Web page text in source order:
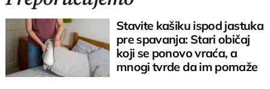
Stavite kašiku ispod jastuka
pre spavanja: Stari običaj
koji se ponovo vraća, a
mnogi tvrde da im pomaže